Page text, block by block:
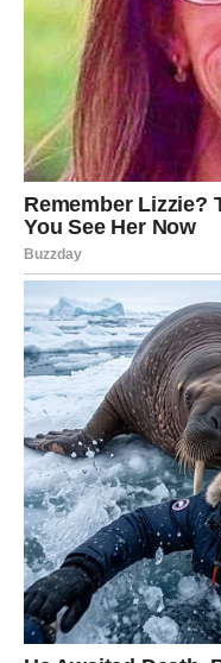
VODOLIJA
Vodolije ulaze u dan
Ovo je energetski jak
nečega što vas je
U vezi – partner vam
neočekivani gest.
Slobodne Vodolije –
interesovanje.
Ljubavni preokret:
iskrenije, čistije i
RIBE
Ribe danas osećaju
Istina koja danas izlazi
osećali – ali sada
U vezi – partner vam